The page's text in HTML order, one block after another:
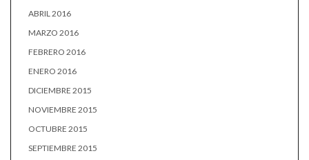
ABRIL 2016
MARZO 2016
FEBRERO 2016
ENERO 2016
DICIEMBRE 2015
NOVIEMBRE 2015
OCTUBRE 2015
SEPTIEMBRE 2015